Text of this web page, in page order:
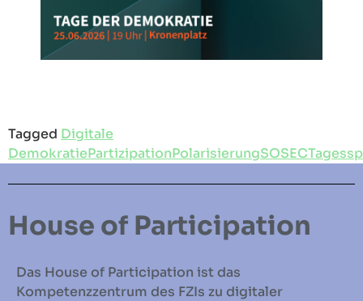
Tagged Digitale
DemokratiePartizipationPolarisierungSOSEC
House of Participation
Das House of Participation ist das
Kompetenzzentrum des FZIs zu digitaler